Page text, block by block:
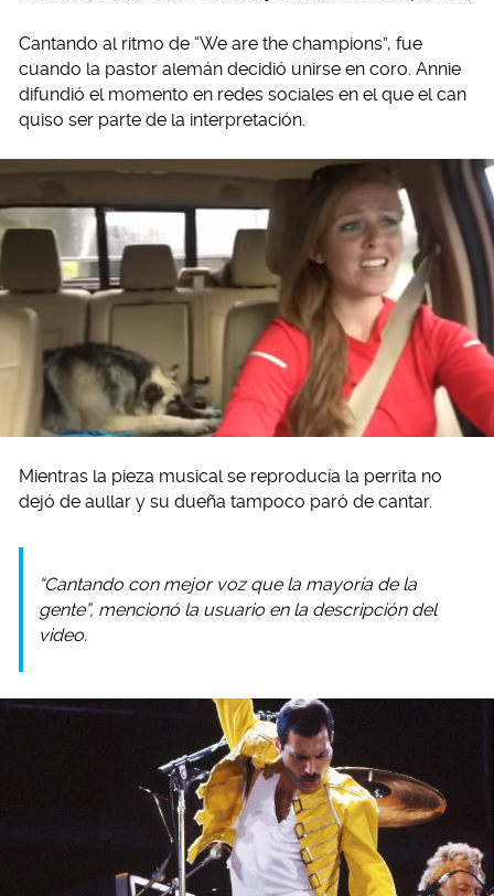
Cantando al ritmo de “We are the champions”, fue
cuando la pastor alemán decidió unirse en coro. Annie
difundió el momento en redes sociales en el que el can
quiso ser parte de la interpretación.
Mientras la pieza musical se reproducía la perrita no
dejó de aullar y su dueña tampoco paró de cantar.
“Cantando con mejor voz que la mayoría de la
gente”, mencionó la usuario en la descripción del
video.